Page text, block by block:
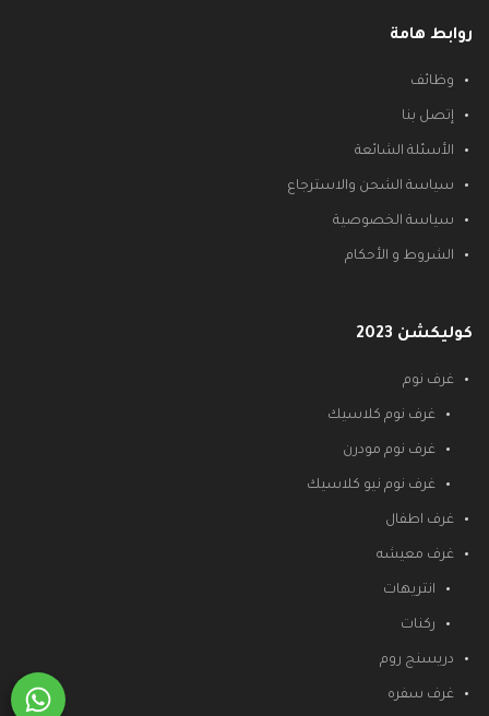
روابط هامة
وظائف
إتصل بنا
الأسئلة الشائعة
سياسة الشحن والاسترجاع
سياسة الخصوصية
الشروط و الأحكام
كوليكشن 2023
غرف نوم
غرف نوم كلاسيك
غرف نوم مودرن
غرف نوم نيو كلاسيك
غرف اطفال
غرف معيشه
انتريهات
ركنات
دريسنج روم
غرف سفره